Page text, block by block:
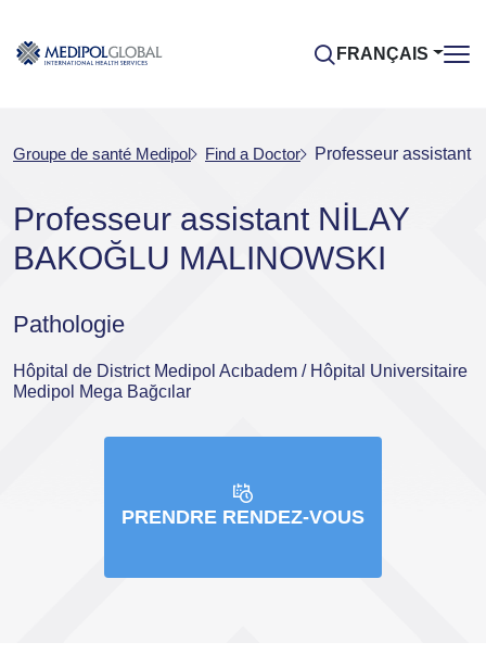
FRANÇAIS
Groupe de santé Medipol Find a Doctor Professeur assistant
Professeur assistant NİLAY
BAKOĞLU MALINOWSKI
Pathologie
Hôpital de District Medipol Acıbadem / Hôpital Universitaire
Medipol Mega Bağcılar
PRENDRE RENDEZ-VOUS